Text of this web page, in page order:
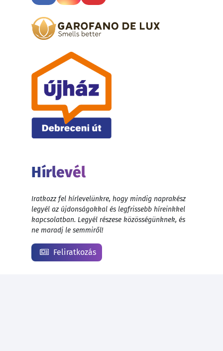
Hírlevél
Iratkozz fel hírlevelünkre, hogy mindig naprakész
legyél az újdonságokkal és legfrissebb híreinkkel
kapcsolatban. Legyél részese közösségünknek, és
ne maradj le semmiről!
Feliratkozás